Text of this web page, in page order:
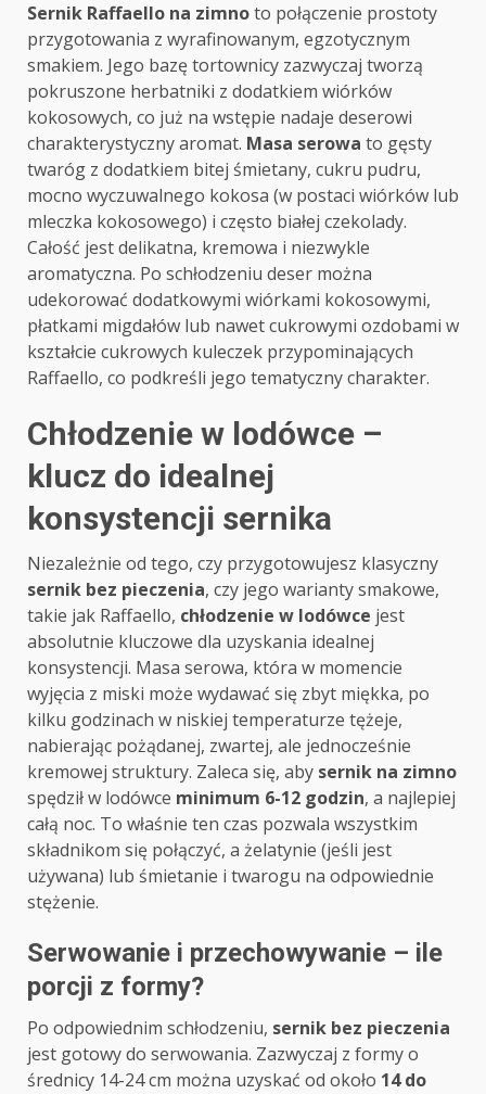
Sernik Raffaello na zimnoto połączenie prostoty
przygotowania z wyrafinowanym, egzotycznym
smakiem. Jego bazę tortownicy zazwyczaj tworzą
pokruszone herbatniki z dodatkiem wiórków
kokosowych, co już na wstępie nadaje deserowi
charakterystyczny aromat. Masa serowa to gęsty
twaróg z dodatkiem bitej śmietany, cukru pudru,
mocno wyczuwalnego kokosa (w postaci wiórków lub
mleczka kokosowego) i często białej czekolady.
Całość jest delikatna, kremowa i niezwykle
aromatyczna. Po schłodzeniu deser można
udekorować dodatkowymi wiórkami kokosowymi,
płatkami migdałów lub nawet cukrowymi ozdobami w
kształcie cukrowych kuleczek przypominających
Raffaello, co podkreśli jego tematyczny charakter.
Chłodzenie w lodówce –
klucz do idealnej
konsystencji sernika
Niezależnie od tego, czy przygotowujesz klasyczny
sernik bez pieczenia, czy jego warianty smakowe,
takie jak Raffaello, chłodzenie w lodówce jest
absolutnie kluczowe dla uzyskania idealnej
konsystencji. Masa serowa, która w momencie
wyjęcia z miski może wydawać się zbyt miękka, po
kilku godzinach w niskiej temperaturze tężeje,
nabierając pożądanej, zwartej, ale jednocześnie
kremowej struktury. Zaleca się, aby sernik na zimno
spędził w lodówce minimum 6-12 godzin, a najlepiej
całą noc. To właśnie ten czas pozwala wszystkim
składnikom się połączyć, a żelatynie (jeśli jest
używana) lub śmietanie i twarogu na odpowiednie
stężenie.
Serwowanie i przechowywanie – ile
porcji z formy?
Po odpowiednim schłodzeniu, sernik bez pieczenia
jest gotowy do serwowania. Zazwyczaj z formy o
średnicy 14-24 cm można uzyskać od około 14 do